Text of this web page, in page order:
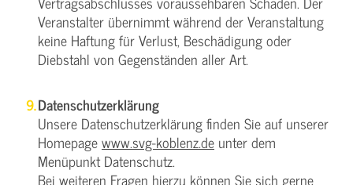
Veranstalter übernimmt während der Veranstaltung
keine Haftung für Verlust, Beschädigung oder
Diebstahl von Gegenständen aller Art.
Datenschutzerklärung
Unsere Datenschutzerklärung finden Sie auf unserer
Homepagewww.svg-koblenz.de unter dem
Menüpunkt Datenschutz.
Bei weiteren Fragen hierzu können Sie sich gerne